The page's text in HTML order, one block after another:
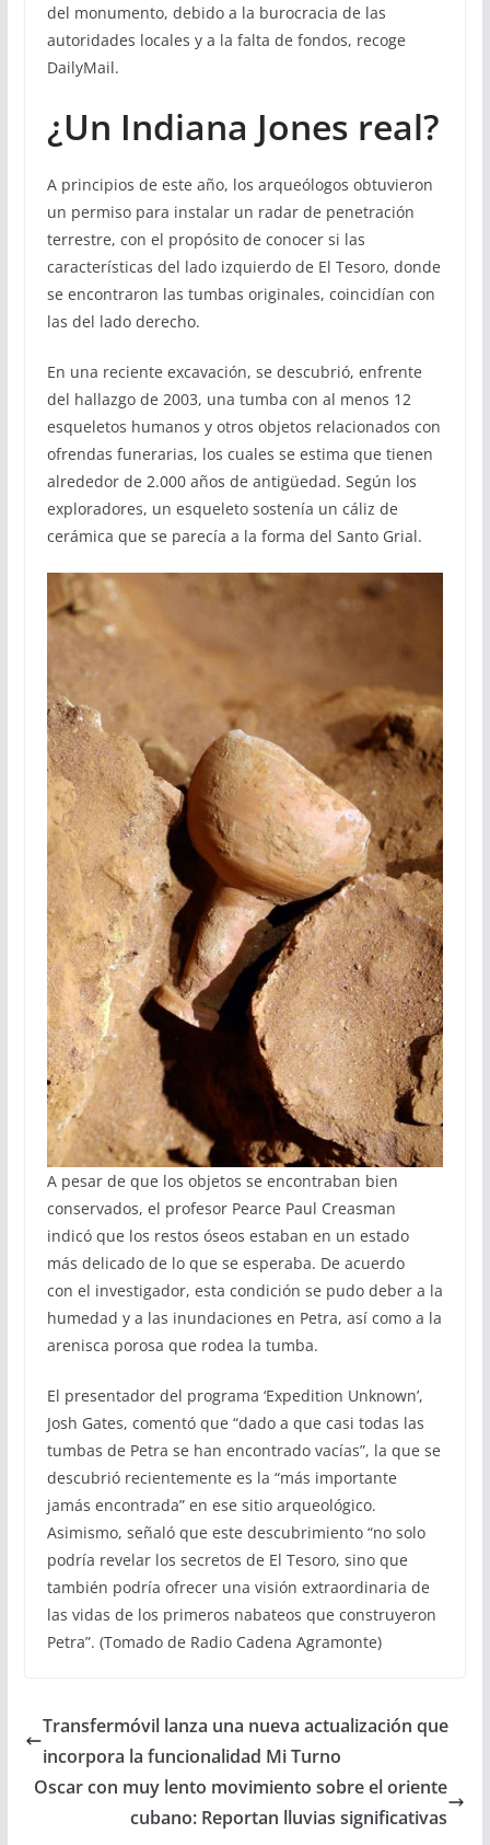
del monumento, debido a la burocracia de las
autoridades locales y a la falta de fondos, recoge
DailyMail.
¿Un Indiana Jones real?
A principios de este año, los arqueólogos obtuvieron
un permiso para instalar un radar de penetración
terrestre, con el propósito de conocer si las
características del lado izquierdo de El Tesoro, donde
se encontraron las tumbas originales, coincidían con
las del lado derecho.
En una reciente excavación, se descubrió, enfrente
del hallazgo de 2003, una tumba con al menos 12
esqueletos humanos y otros objetos relacionados con
ofrendas funerarias, los cuales se estima que tienen
alrededor de 2.000 años de antigüedad. Según los
exploradores, un esqueleto sostenía un cáliz de
cerámica que se parecía a la forma del Santo Grial.
A pesar de que los objetos se encontraban bien
conservados, el profesor Pearce Paul Creasman
indicó que los restos óseos estaban en un estado
más delicado de lo que se esperaba. De acuerdo
con el investigador, esta condición se pudo deber a la
humedad y a las inundaciones en Petra, así como a la
arenisca porosa que rodea la tumba.
El presentador del programa ‘Expedition Unknown’,
Josh Gates, comentó que “dado a que casi todas las
tumbas de Petra se han encontrado vacías”, la que se
descubrió recientemente es la “más importante
jamás encontrada” en ese sitio arqueológico.
Asimismo, señaló que este descubrimiento “no solo
podría revelar los secretos de El Tesoro, sino que
también podría ofrecer una visión extraordinaria de
las vidas de los primeros nabateos que construyeron
Petra”. (Tomado de Radio Cadena Agramonte)
Transfermóvil lanza una nueva actualización que
incorpora la funcionalidad Mi Turno
Oscar con muy lento movimiento sobre el oriente
cubano: Reportan lluvias significativas